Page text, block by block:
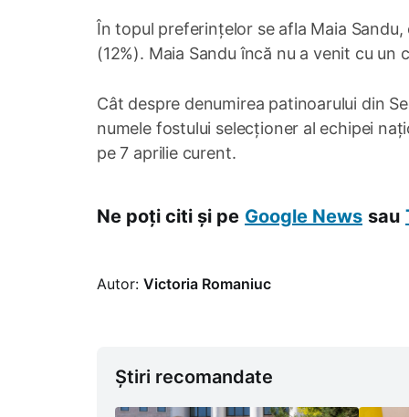
În topul preferințelor se afla Maia
(12%). Maia Sandu încă nu a venit cu un
Cât despre denumirea patinoarului din
numele fostului selecționer al echipei
pe 7 aprilie curent.
Ne poți citi și pe Google News sau
Autor: Victoria Romaniuc
Știri recomandate